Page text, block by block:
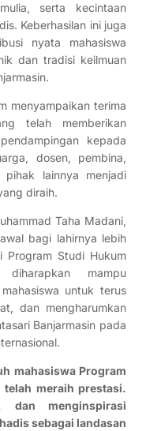
serta kecintaan
Keberhasilan ini juga
nyata mahasiswa
dan tradisi keilmuan
menyampaikan terima
telah memberikan
kepada
dosen, pembina,
lainnya menjadi
diraih.
Taha Madani,
bagi lahirnya lebih
Program Studi Hukum
mampu
untuk terus
dan mengharumkan
Banjarmasin pada
mahasiswa Program
telah meraih prestasi.
dan menginspirasi
sebagai landasan